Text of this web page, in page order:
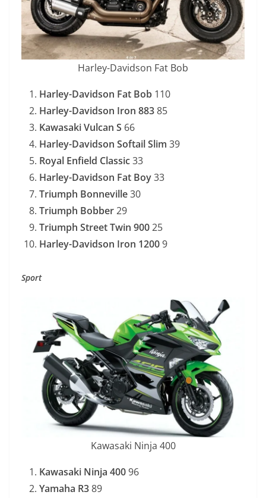
Harley-Davidson Fat Bob
Harley-Davidson Fat Bob 110
Harley-Davidson Iron 88385
Kawasaki Vulcan S 66
Harley-Davidson Softail Slim 39
Royal Enfield Classic33
Harley-Davidson Fat Boy33
Triumph Bonneville30
Triumph Bobber29
Triumph Street Twin 90025
Harley-Davidson Iron 12009
Sport
Kawasaki Ninja 400
Kawasaki Ninja 40096
Yamaha R389